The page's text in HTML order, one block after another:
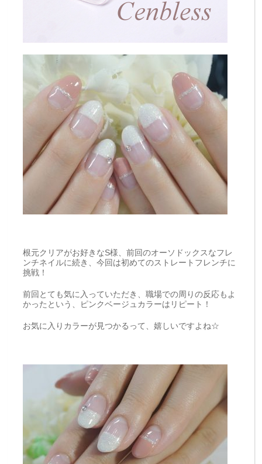
根元クリアがお好きなS様、前回のオーソドックスなフレ
ンチネイルに続き、今回は初めてのストレートフレンチに
挑戦！
前回とても気に入っていただき、職場での周りの反応もよ
かったという、ピンクベージュカラーはリピート！
お気に入りカラーが見つかるって、嬉しいですよね☆